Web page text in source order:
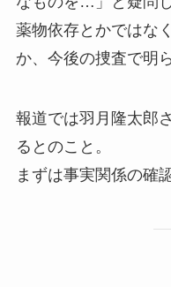
薬物依存とかではな
か、今後の捜査で明
報道では羽月隆太郎
るとのこと。
まずは事実関係の確